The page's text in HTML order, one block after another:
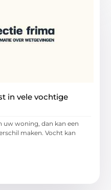
in vele vochtige
uw woning, dan kan een
maken. Vocht kan